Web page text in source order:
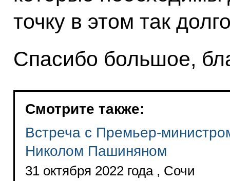
точку в этом так
Спасибо большое,
Смотрите также:
Встреча с Премьер-
Николом Пашиняном
31 октября 2022 года , Сочи